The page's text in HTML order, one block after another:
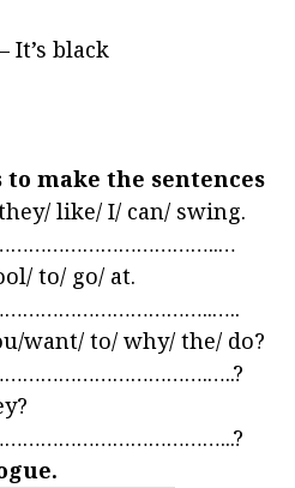
black
to make the sentences
like/ I/ can/ swing.
to/ go/ at.
want/ to/ why/ the/ do?